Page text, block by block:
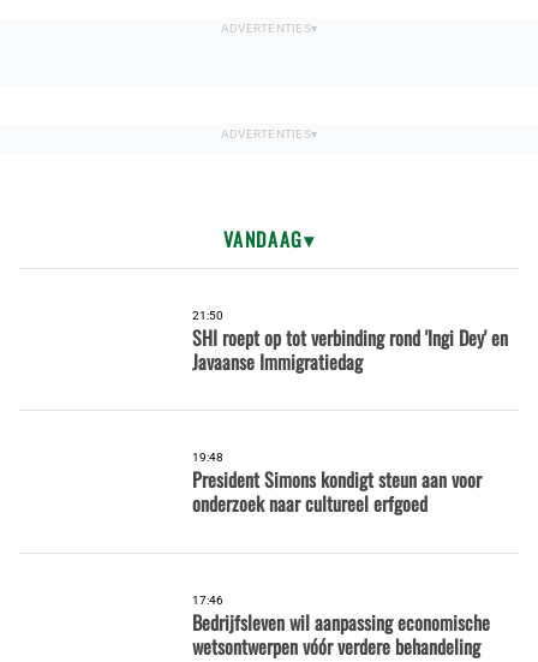
VANDAAG
21:50
SHI roept op tot verbinding rond 'Ingi Dey' en
Javaanse Immigratiedag
19:48
President Simons kondigt steun aan voor
onderzoek naar cultureel erfgoed
17:46
Bedrijfsleven wil aanpassing economische
wetsontwerpen vóór verdere behandeling